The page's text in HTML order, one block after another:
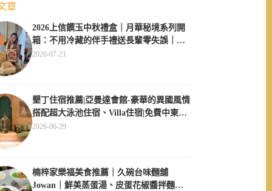
章
2026上信饌玉中秋禮盒｜月華秘境系列開
箱：不用冷藏的伴手禮送長輩零失誤｜素
食伴手禮推薦
2026-07-21
墾丁住宿推薦|亞曼達會館-豪華的異國風情
搭配超大泳池住宿、Villa住宿|免費中東服
飾體驗
2026-06-29
楠梓家樂福美食推薦｜久碗台味麵舖
Jowan｜鮮美蒸蛋湯、皮蛋花椒醬拌麵必